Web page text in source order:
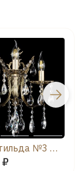
Бра Матильда №3 журавлик